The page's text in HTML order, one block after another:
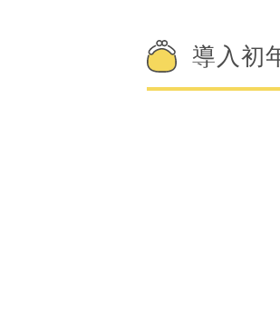
導入初